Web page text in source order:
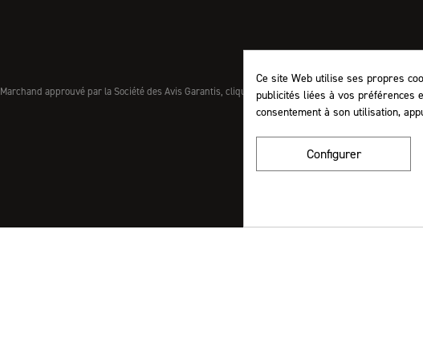
Marchand approuvé par la Société des Avis Garantis,cliquez ici pour vérifier.
Ce site Web utilise ses propres
publicités liées à vos préférences
consentement à son utilisation,
Configurer